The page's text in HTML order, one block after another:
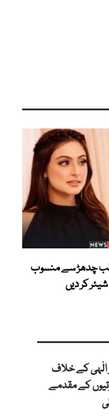
چدھڑ سے منسوب
کر دیں
الٰہی کے خلاف
کے مقدمے